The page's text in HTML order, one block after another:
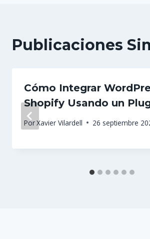
Publicaciones
Cómo Integrar
Shopify Usando un
PorXavier Vilardell 26 septiembre